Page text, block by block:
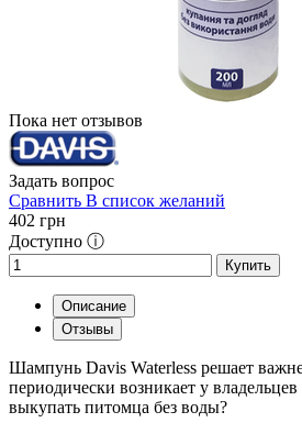
Пока нет отзывов
Задать вопрос
Сравнить В список желаний
402 грн
Доступно ⓘ
Купить
Описание
Отзывы
Шампунь Davis Waterless решает
периодически возникает у
выкупать питомца без воды?